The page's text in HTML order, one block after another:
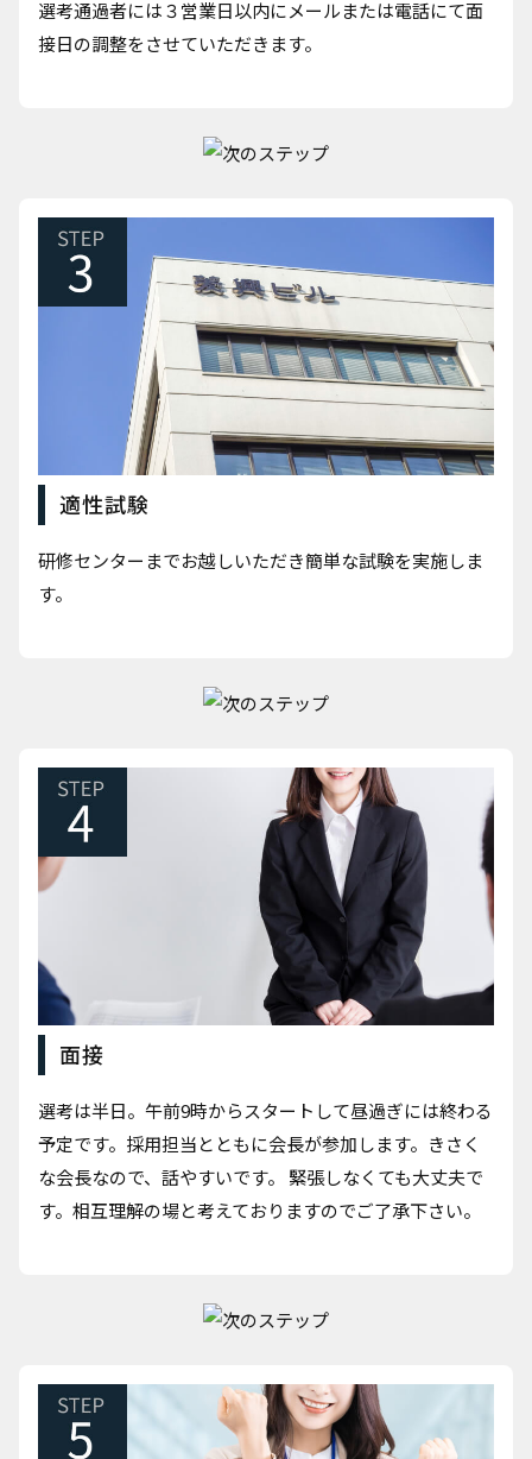
選考通過者には３営業日以内にメールまたは電話にて面
接日の調整をさせていただきます。
適性試験
研修センターまでお越しいただき簡単な試験を実施しま
す。
面接
選考は半日。午前9時からスタートして昼過ぎには終わる
予定です。採用担当とともに会長が参加します。きさく
な会長なので、話やすいです。 緊張しなくても大丈夫で
す。相互理解の場と考えておりますのでご了承下さい。